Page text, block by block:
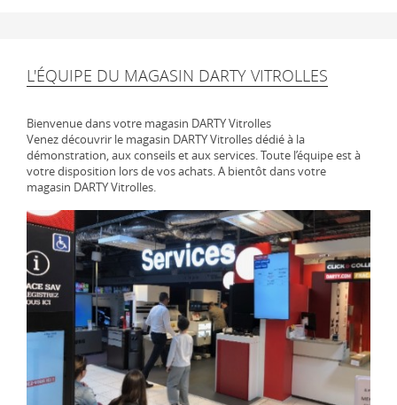
L'ÉQUIPE DU MAGASIN DARTY VITROLLES
Bienvenue dans votre magasin DARTY Vitrolles
Venez découvrir le magasin DARTY Vitrolles dédié à la
démonstration, aux conseils et aux services. Toute l’équipe est à
votre disposition lors de vos achats. A bientôt dans votre
magasin DARTY Vitrolles.